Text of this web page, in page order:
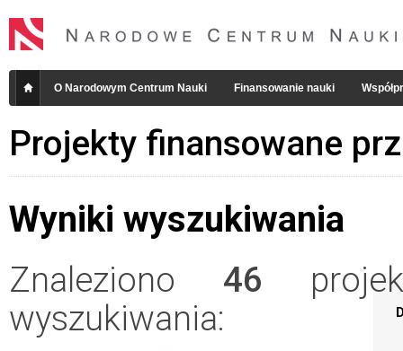
O Narodowym Centrum Nauki Finansowanie nauki
Projekty finansowane
Wyniki wyszukiwania
Znaleziono 46
wyszukiwania: